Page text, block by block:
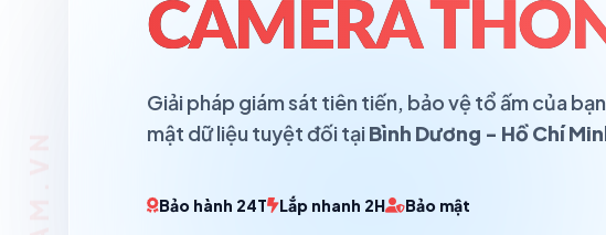
CAMERA
Giải pháp giám sát tiên tiến, bảo vệ tổ ấm của
mật dữ liệu tuyệt đối tại Bình Dương - Hồ Chí
Bảo hành 24T Lắp nhanh 2H Bảo mật